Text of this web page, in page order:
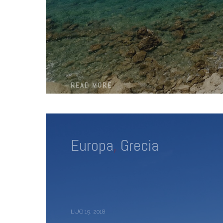
READ MORE
Europa, Grecia
LUG 19, 2018